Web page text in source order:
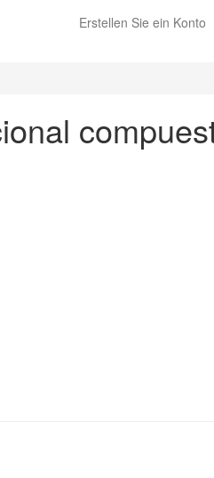
Erstellen Sie ein Konto